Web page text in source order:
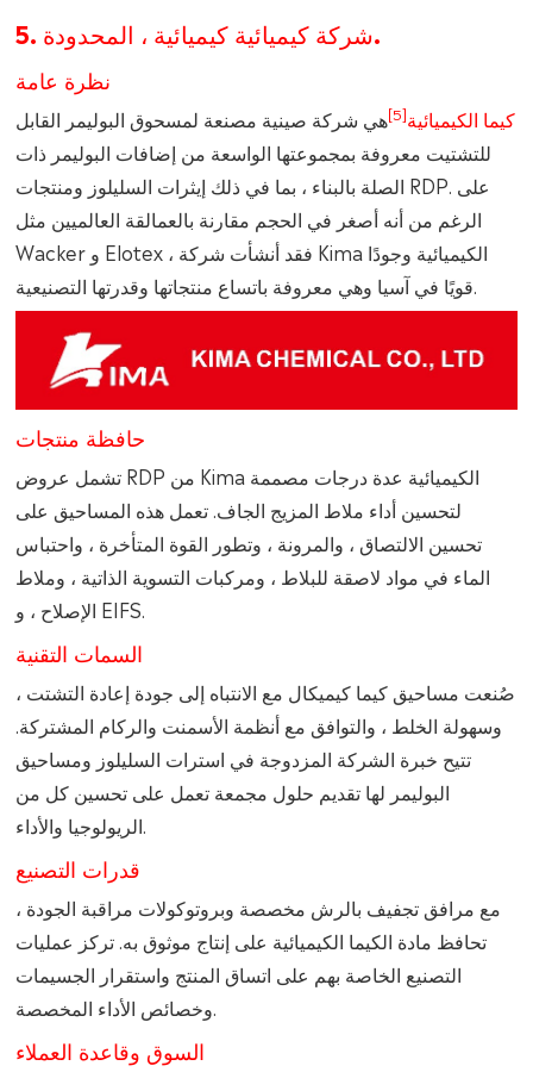
5. شركة كيميائية كيميائية ، المحدودة.
نظرة عامة
كيما الكيميائية[5]
هي شركة صينية مصنعة لمسحوق البوليمر القابل
للتشتيت معروفة بمجموعتها الواسعة من إضافات البوليمر ذات
الصلة بالبناء ، بما في ذلك إيثرات السليلوز ومنتجات RDP. على
الرغم من أنه أصغر في الحجم مقارنة بالعمالقة العالميين مثل
Wacker و Elotex ، فقد أنشأت شركة Kima الكيميائية وجودًا
قويًا في آسيا وهي معروفة باتساع منتجاتها وقدرتها التصنيعية.
حافظة منتجات
تشمل عروض RDP من Kima الكيميائية عدة درجات مصممة
لتحسين أداء ملاط المزيج الجاف. تعمل هذه المساحيق على
تحسين الالتصاق ، والمرونة ، وتطور القوة المتأخرة ، واحتباس
الماء في مواد لاصقة للبلاط ، ومركبات التسوية الذاتية ، وملاط
الإصلاح ، و EIFS.
السمات التقنية
صُنعت مساحيق كيما كيميكال مع الانتباه إلى جودة إعادة التشتت ،
وسهولة الخلط ، والتوافق مع أنظمة الأسمنت والركام المشتركة.
تتيح خبرة الشركة المزدوجة في استرات السليلوز ومساحيق
البوليمر لها تقديم حلول مجمعة تعمل على تحسين كل من
قدرات التصنيع
مع مرافق تجفيف بالرش مخصصة وبروتوكولات مراقبة الجودة ،
تحافظ مادة الكيما الكيميائية على إنتاج موثوق به. تركز عمليات
التصنيع الخاصة بهم على اتساق المنتج واستقرار الجسيمات
السوق وقاعدة العملاء